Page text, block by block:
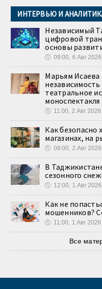
ИНТЕРВЬЮ И
Независимый
цифровой
основы
🕔 09:00, 6.Авг 2026
Марьям Исаева
театральное
🕔 11:00, 2.Авг 2026
Как безопасно
магазинах, на
🕔 09:00, 2.Авг 2026
В
сезонного
🕔 12:00, 1.Авг 2026
Как не
мошенников?
🕔 11:00, 1.Авг 2026
Все